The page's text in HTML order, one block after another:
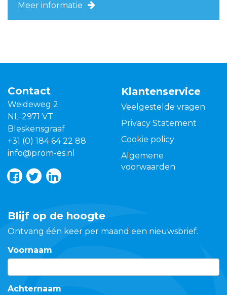
Meer informatie
Contact
Weideweg 2
NL-2971 VT
Bleskensgraaf
+31 (0) 184 64 22 88
info@prom-es.nl
Klantenservice
Veelgestelde vragen
Privacy Statement
Cookie policy
Algemene
voorwaarden
Blijf op de hoogte
Ontvang één keer per maand een nieuwsbrief.
Voornaam
Achternaam